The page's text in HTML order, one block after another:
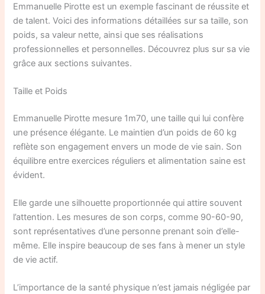
Emmanuelle Pirotte est un exemple fascinant de réussite et
de talent. Voici des informations détaillées sur sa taille, son
poids, sa valeur nette, ainsi que ses réalisations
professionnelles et personnelles. Découvrez plus sur sa vie
grâce aux sections suivantes.
Taille et Poids
Emmanuelle Pirotte mesure 1m70, une taille qui lui confère
une présence élégante. Le maintien d’un poids de 60 kg
reflète son engagement envers un mode de vie sain. Son
équilibre entre exercices réguliers et alimentation saine est
évident.
Elle garde une silhouette proportionnée qui attire souvent
l’attention. Les mesures de son corps, comme 90-60-90,
sont représentatives d’une personne prenant soin d’elle-
même. Elle inspire beaucoup de ses fans à mener un style
de vie actif.
L’importance de la santé physique n’est jamais négligée par